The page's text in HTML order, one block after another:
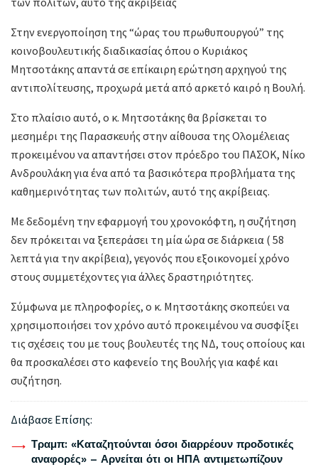
Στην ενεργοποίηση της “ώρας του πρωθυπουργού” της
κοινοβουλευτικής διαδικασίας όπου ο Κυριάκος
Μητσοτάκης απαντά σε επίκαιρη ερώτηση αρχηγού της
αντιπολίτευσης, προχωρά μετά από αρκετό καιρό η Βουλή.
Στο πλαίσιο αυτό, ο κ. Μητσοτάκης θα βρίσκεται το
μεσημέρι της Παρασκευής στην αίθουσα της Ολομέλειας
προκειμένου να απαντήσει στον πρόεδρο του ΠΑΣΟΚ, Νίκο
Ανδρουλάκη για ένα από τα βασικότερα προβλήματα της
καθημερινότητας των πολιτών, αυτό της ακρίβειας.
Με δεδομένη την εφαρμογή του χρονοκόφτη, η συζήτηση
δεν πρόκειται να ξεπεράσει τη μία ώρα σε διάρκεια ( 58
λεπτά για την ακρίβεια), γεγονός που εξοικονομεί χρόνο
στους συμμετέχοντες για άλλες δραστηριότητες.
Σύμφωνα με πληροφορίες, ο κ. Μητσοτάκης σκοπεύει να
χρησιμοποιήσει τον χρόνο αυτό προκειμένου να συσφίξει
τις σχέσεις του με τους βουλευτές της ΝΔ, τους οποίους και
θα προσκαλέσει στο καφενείο της Βουλής για καφέ και
συζήτηση.
Διάβασε Επίσης:
Τραμπ: «Καταζητούνται όσοι διαρρέουν προδοτικές
αναφορές» – Αρνείται ότι οι ΗΠΑ αντιμετωπίζουν